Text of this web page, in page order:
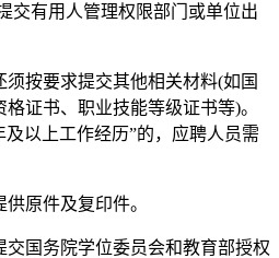
交有用人管理权限部门或单位出
按要求提交其他相关材料(如国
证书、职业技能等级证书等)。
以上工作经历”的，应聘人员需
原件及复印件。
国务院学位委员会和教育部授权